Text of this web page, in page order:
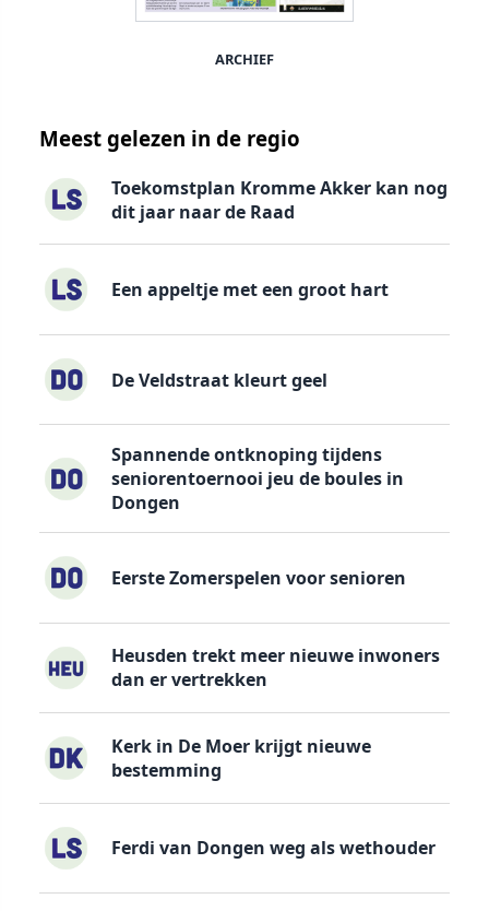
ARCHIEF
Meest gelezen in de regio
Toekomstplan Kromme Akker kan nog
dit jaar naar de Raad
Een appeltje met een groot hart
De Veldstraat kleurt geel
Spannende ontknoping tijdens
seniorentoernooi jeu de boules in
Dongen
Eerste Zomerspelen voor senioren
Heusden trekt meer nieuwe inwoners
dan er vertrekken
Kerk in De Moer krijgt nieuwe
bestemming
Ferdi van Dongen weg als wethouder